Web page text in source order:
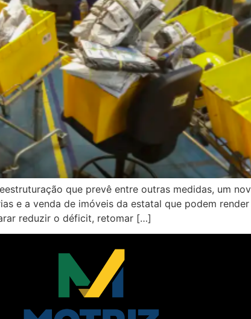
que prevê entre outras medidas, um
e a venda de imóveis da estatal que podem
reduzir o déficit, retomar […]